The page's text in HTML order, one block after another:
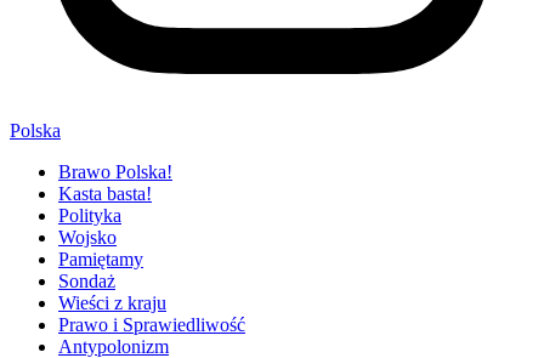
Polska
Brawo Polska!
Kasta basta!
Polityka
Wojsko
Pamiętamy
Sondaż
Wieści z kraju
Prawo i Sprawiedliwość
Antypolonizm